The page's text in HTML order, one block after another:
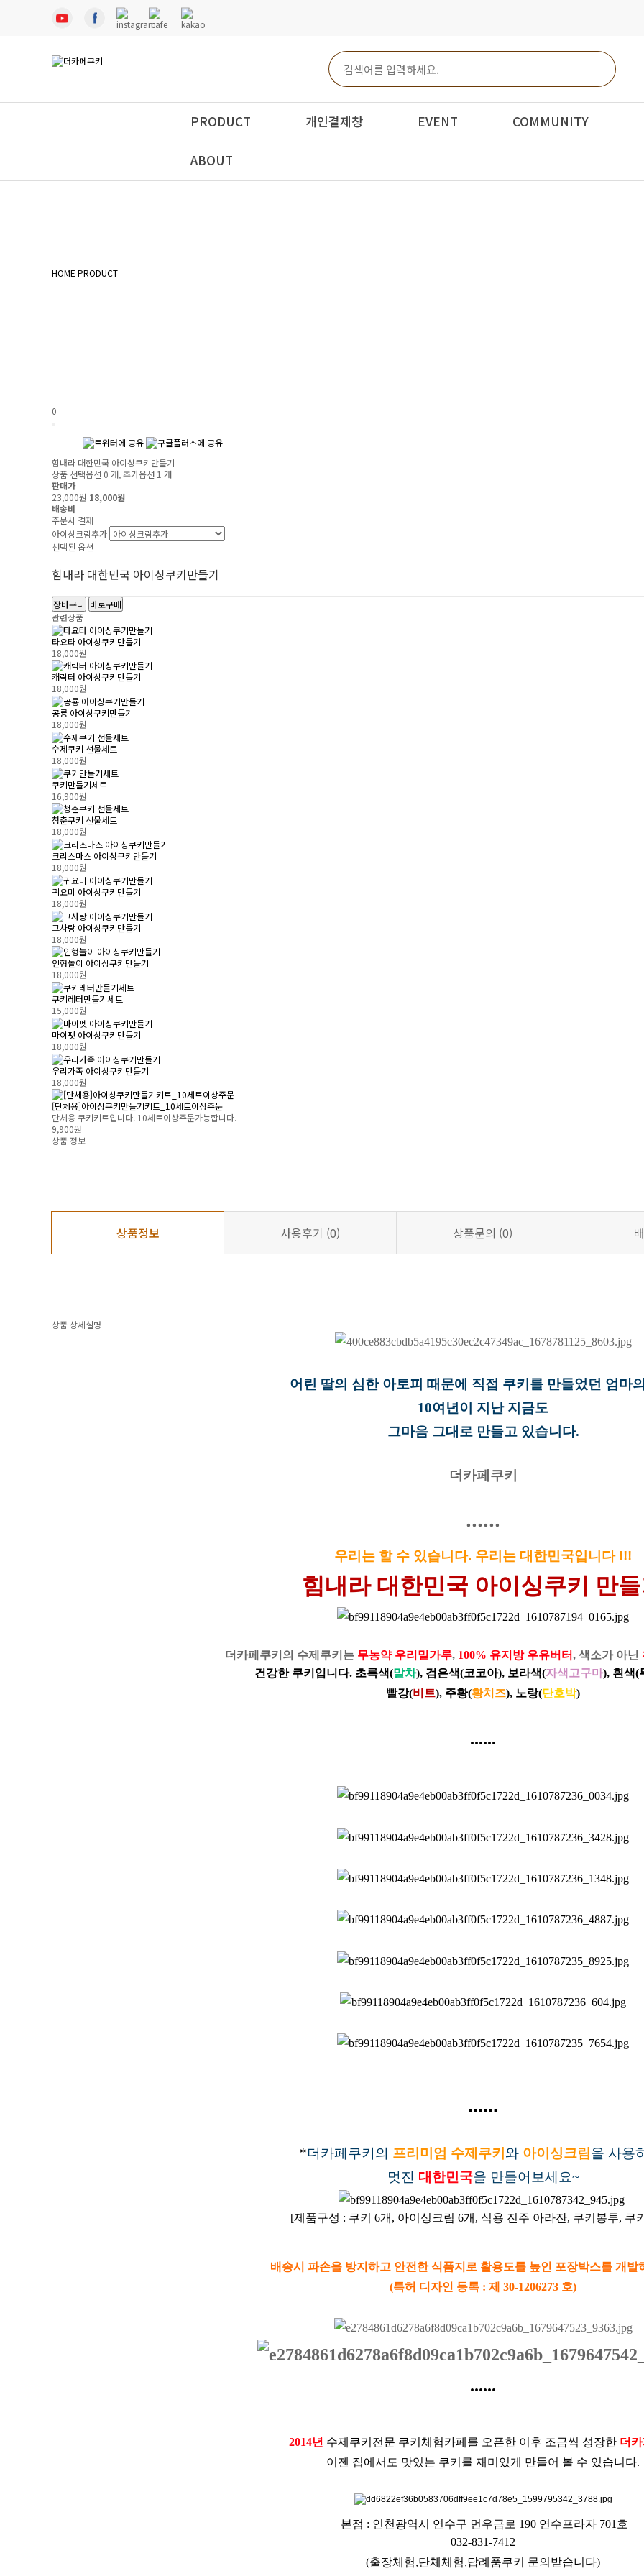
PRODUCT 개인결제창 EVENT COMMUNITY
ABOUT
HOME PRODUCT
0
힘내라 대한민국 아이싱쿠키만들기
상품 선택옵션 0 개, 추가옵션 1 개
판매가
23,000원 18,000원
배송비
주문시 결제
아이싱크림추가
선택된 옵션
힘내라 대한민국 아이싱쿠키만들기
장바구니 바로구매
관련상품
타요타 아이싱쿠키만들기
18,000원
캐릭터 아이싱쿠키만들기
18,000원
공룡 아이싱쿠키만들기
18,000원
수제쿠키 선물세트
18,000원
쿠키만들기세트
16,900원
청춘쿠키 선물세트
18,000원
크리스마스 아이싱쿠키만들기
18,000원
귀요미 아이싱쿠키만들기
18,000원
그사랑 아이싱쿠키만들기
18,000원
인형놀이 아이싱쿠키만들기
18,000원
쿠키레터만들기세트
15,000원
마이펫 아이싱쿠키만들기
18,000원
우리가족 아이싱쿠키만들기
18,000원
[단체용]아이싱쿠키만들기키트_10세트이상주문
단체용 쿠키키트입니다. 10세트이상주문가능합니다.
9,900원
상품 정보
상품정보 사용후기 (0) 상품문의 (0)
상품 상세설명
어린 딸의 심한 아토피 때문에 직접 쿠키를 만들었던 엄마
10여년이 지난 지금도
그마음 그대로 만들고 있습니다.
더카페쿠키
......
우리는 할 수 있습니다. 우리는 대한민국입니다 !!!
힘내라 대한민국 아이싱쿠키 만
더카페쿠키의 수제쿠키는 무농약 우리밀가루, 100% 유지방 우유버터, 색소가 아닌
건강한 쿠키입니다. 초록색(말차), 검은색(코코아), 보라색(자색고구마), 흰색(
빨강(비트), 주황(황치즈), 노랑(단호박)
......
......
​*더카페쿠키의 프리미엄 수제쿠키 와 아이싱크림을 사용
멋진 대한민국을 만들어보세요~
[제품구성 : 쿠키 6개, 아이싱크림 6개, 식용 진주 아라잔, 쿠키봉투, 쿠
배송시 파손을 방지하고 안전한 식품지로 활용도를 높인 포장박스를 개발
(특허 디자인 등록 : 제 30-1206273 호)
......
2014년 수제쿠키전문 쿠키체험카페를 오픈한 이후 조금씩 성장한 더
이젠 집에서도 맛있는 쿠키를 재미있게 만들어 볼 수 있습니다.
본점 : 인천광역시 연수구 먼우금로 190 연수프라자 701호
032-831-7412
(출장체험,단체체험,답례품쿠키 문의받습니다)